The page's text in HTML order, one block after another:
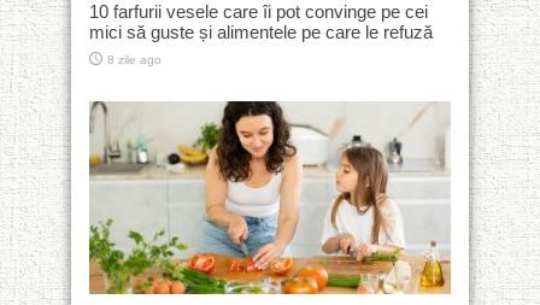
10 farfurii vesele care îi pot convinge pe cei
mici să guste și alimentele pe care le refuză
8 zile ago